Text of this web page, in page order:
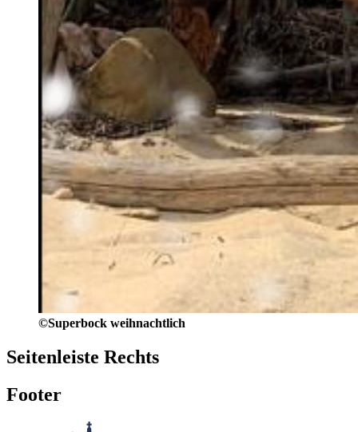
©Superbock weihnachtlich
Seitenleiste Rechts
Footer